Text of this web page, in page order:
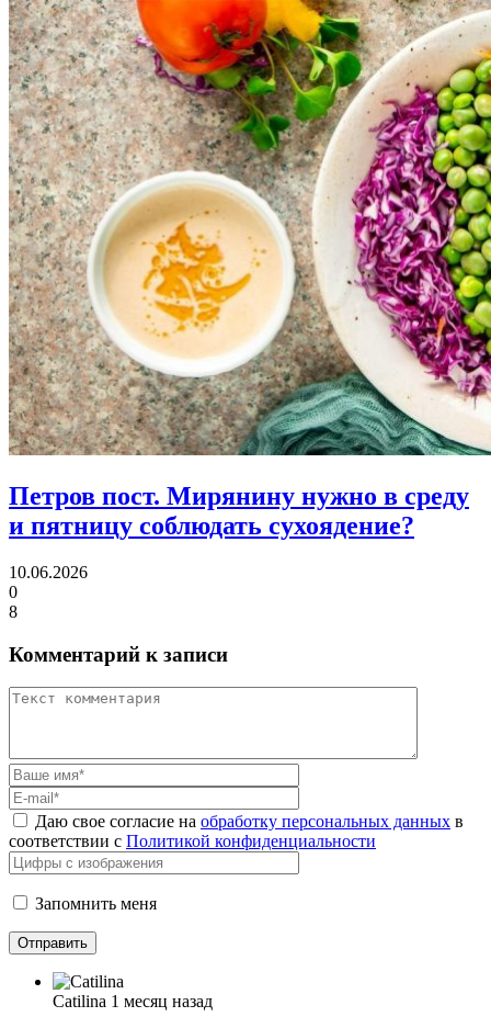
Петров пост. Мирянину нужно в среду
и пятницу соблюдать сухоядение?
10.06.2026
0
8
Комментарий к записи
Даю свое согласие на обработку персональных данных в
соответствии с Политикой конфиденциальности
Запомнить меня
Catilina 1 месяц назад